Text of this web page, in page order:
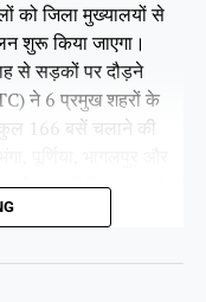
को जिला मुख्यालयों से
शुरू किया जाएगा।
से सड़कों पर दौड़ने
ने 6 प्रमुख शहरों के
166 बसें चलाने की
से जोड़ेंगी। इन बसों के
बसें परमिट प्रक्रिया में